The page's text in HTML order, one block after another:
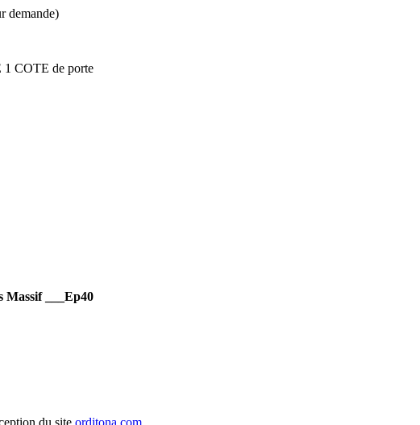
demande)
COTE de porte
Massif ___Ep40
du site orditona.com